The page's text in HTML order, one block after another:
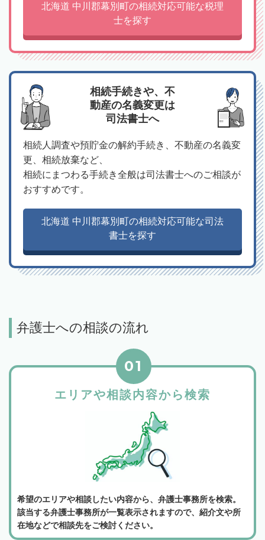
北海道 中川郡幕別町の相続対応可能な税理
士を探す
相続手続きや、不
動産の名義変更は
司法書士へ
相続人調査や預貯金の解約手続き、不動産の名義変
更、相続放棄など、
相続にまつわる手続き全般は司法書士へのご相談が
おすすめです。
北海道 中川郡幕別町の相続対応可能な司法
書士を探す
弁護士への相談の流れ
エリアや相談内容から検索
01
希望のエリアや相談したい内容から、弁護士事務所を検索。
該当する弁護士事務所が一覧表示されますので、紹介文や所
在地などで相談先をご検討ください。